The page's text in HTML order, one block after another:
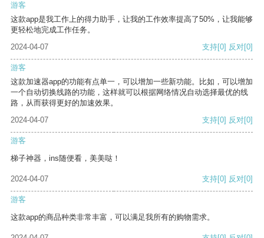
游客
这款app是我工作上的得力助手，让我的工作效率提高了50%，让我能够
更轻松地完成工作任务。
2024-04-07
支持[0] 反对[0]
游客
这款加速器app的功能有点单一，可以增加一些新功能。比如，可以增加
一个自动切换线路的功能，这样就可以根据网络情况自动选择最优的线
路，从而获得更好的加速效果。
2024-04-07
支持[0] 反对[0]
游客
梯子神器，ins随便看，美美哒！
2024-04-07 支持[0] 反对[0]
游客
这款app的商品种类非常丰富，可以满足我所有的购物需求。